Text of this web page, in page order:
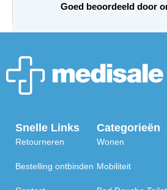
5
o
€
3
9
5
Goed beoordeeld door
Snelle Links
Retourneren
Bestelling ontbinden
Categorieën
Wonen
Mobiliteit